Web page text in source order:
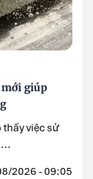
giúp
thấy việc sử
2026 - 09:05